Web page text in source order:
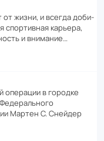
от жизни, и всегда доби­
спор­ти­вная карьера,
и внимание…
операции в городке
Мартен С. Снейдер